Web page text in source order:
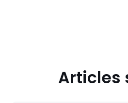
Articles